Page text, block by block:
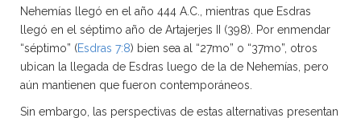
Nehemías llegó en el año 444 A.C., mientras que Esdras
llegó en el séptimo año de Artajerjes II (398). Por enmendar
“séptimo” (Esdras 7:8) bien sea al “27mo” o “37mo”, otros
ubican la llegada de Esdras luego de la de Nehemías, pero
aún mantienen que fueron contemporáneos.
Sin embargo, las perspectivas de estas alternativas presentan